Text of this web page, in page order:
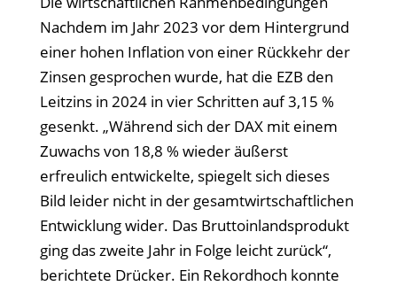
Nachdem im Jahr 2023 vor dem Hintergrund
einer hohen Inflation von einer Rückkehr der
Zinsen gesprochen wurde, hat die EZB den
Leitzins in 2024 in vier Schritten auf 3,15 %
gesenkt. „Während sich der DAX mit einem
Zuwachs von 18,8 % wieder äußerst
erfreulich entwickelte, spiegelt sich dieses
Bild leider nicht in der gesamtwirtschaftlichen
Entwicklung wider. Das Bruttoinlandsprodukt
ging das zweite Jahr in Folge leicht zurück“,
berichtete Drücker. Ein Rekordhoch konnte